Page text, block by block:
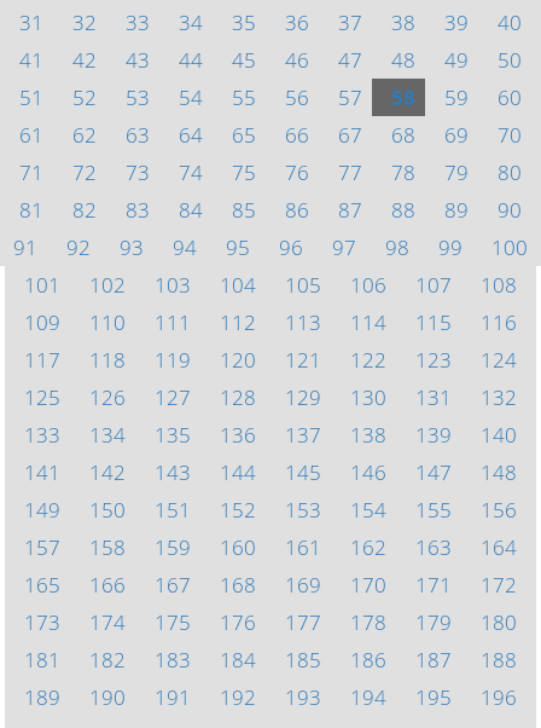
31
32 33 34 35 36 37 38 39
40
41
42 43 44 45 46 47 48 49
50
51
52 53 54 55 56 57 58 59
60
61
62 63 64 65 66 67 68 69
70
71
72 73 74 75 76 77 78 79
80
81
82 83 84 85 86 87 88 89
90
91
92 93 94 95 96 97 98 99
100
101
102 103 104 105 106 107
108
109
110 111 112 113 114 115
116
117
118 119 120 121 122 123
124
125
126 127 128 129 130 131
132
133
134 135 136 137 138 139
140
141
142 143 144 145 146 147
148
149
150 151 152 153 154 155
156
157
158 159 160 161 162 163
164
165
166 167 168 169 170 171
172
173
174 175 176 177 178 179
180
181
182 183 184 185 186 187
188
189
190 191 192 193 194 195
196